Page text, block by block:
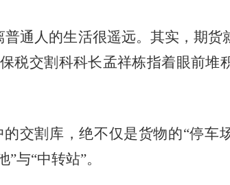
人的生活很遥远。其实，期货
税交割科科长孟祥栋指着眼前堆
割库，绝不仅是货物的“停车
与“中转站”。